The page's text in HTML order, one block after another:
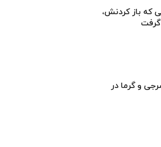
که باز کردنش،
گرفت
و گرما در